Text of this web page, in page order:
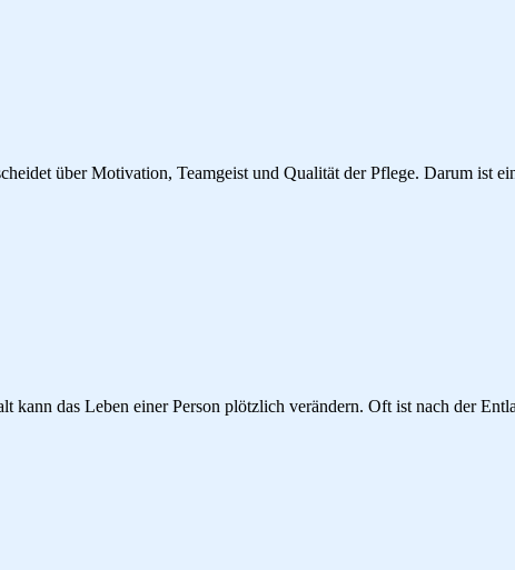
über Motivation, Teamgeist und Qualität der Pflege. Darum ist
das Leben einer Person plötzlich verändern. Oft ist nach der